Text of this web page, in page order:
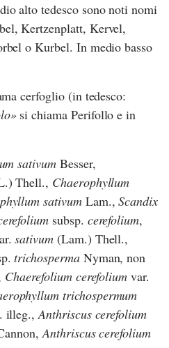
alto tedesco sono noti nomi
Kertzenplatt, Kervel,
o Kurbel. In medio basso
cerfoglio (in tedesco:
si chiama Perifollo e in
sativum Besser,
Thell., Chaerophyllum
sativumLam.,Scandix
subsp. cerefolium,
sativum (Lam.) Thell.,
trichospermaNyman, non
Chaerefolium cerefolium var.
trichospermum
illeg.,Anthriscus cerefolium
Anthriscus cerefolium